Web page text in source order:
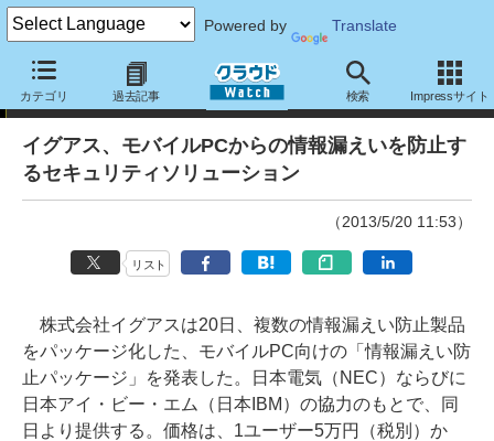
Powered by Translate
カテゴリ 過去記事 検索 Impressサイト
ニュース
イグアス、モバイルPCからの情報漏えいを防止す
るセキュリティソリューション
（2013/5/20 11:53）
リスト
株式会社イグアスは20日、複数の情報漏えい防止製品
をパッケージ化した、モバイルPC向けの「情報漏えい防
止パッケージ」を発表した。日本電気（NEC）ならびに
日本アイ・ビー・エム（日本IBM）の協力のもとで、同
日より提供する。価格は、1ユーザー5万円（税別）か